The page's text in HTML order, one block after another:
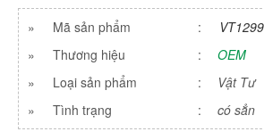
» Mã sản phẩm :
»
Thương hiệu :
OEM
»
Loại sản phẩm :
Vật Tư
»
Tình trạng : có sẳn